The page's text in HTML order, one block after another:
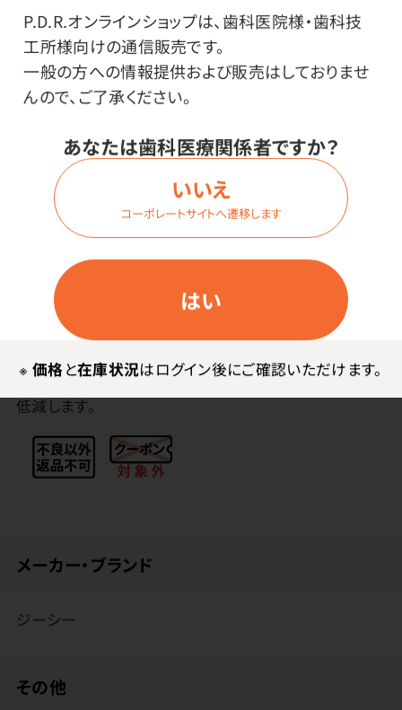
P.D.R.オンラインショップは、歯科医院様・歯科技
工所様向けの通信販売です。
一般の方への情報提供および販売はしておりませ
んので、ご了承ください。
あなたは歯科医療関係者ですか？
はい
いいえ
コーポレートサイトへ遷移します
※ 価格と在庫状況はログイン後にご確認いただけます。
特長
独自のペースト性状により練和しやすく、ヘラでの操作
性も抜群のハンドミックスタイプのレジンセメント。
修復物・支台歯を選ばず、スピーディーに硬化するため、
適です。
また、CAD/CAM冠やセラミックスなど、より強固な接着
を必要とする症例には、タッチキュア効果（重合促進効
することにより、強固な接着力が得られ脱離のリスクを
低減します。
メーカー・ブランド
ジーシー
その他